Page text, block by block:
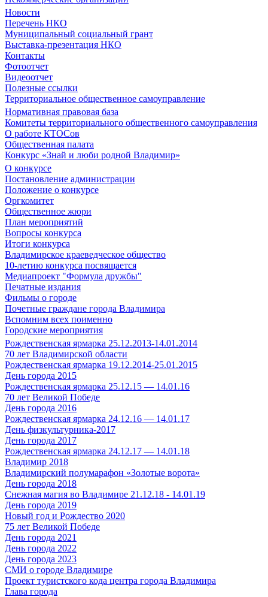
Новости
Перечень НКО
Муниципальный социальный грант
Выставка-презентация НКО
Контакты
Фотоотчет
Видеоотчет
Полезные ссылки
Территориальное общественное самоуправление
Нормативная правовая база
Комитеты территориального общественного самоуправления
О работе КТОСов
Общественная палата
Конкурс «Знай и люби родной Владимир»
О конкурсе
Постановление администрации
Положение о конкурсе
Оргкомитет
Общественное жюри
План мероприятий
Вопросы конкурса
Итоги конкурса
Владимирское краеведческое общество
10-летию конкурса посвящается
Медиапроект "Формула дружбы"
Печатные издания
Фильмы о городе
Почетные граждане города Владимира
Вспомним всех поименно
Городские мероприятия
Рождественская ярмарка 25.12.2013-14.01.2014
70 лет Владимирской области
Рождественская ярмарка 19.12.2014-25.01.2015
День города 2015
Рождественская ярмарка 25.12.15 — 14.01.16
70 лет Великой Победе
День города 2016
Рождественская ярмарка 24.12.16 — 14.01.17
День физкультурника-2017
День города 2017
Рождественская ярмарка 24.12.17 — 14.01.18
Владимир 2018
Владимирский полумарафон «Золотые ворота»
День города 2018
Снежная магия во Владимире 21.12.18 - 14.01.19
День города 2019
Новый год и Рождество 2020
75 лет Великой Победе
День города 2021
День города 2022
День города 2023
СМИ о городе Владимире
Проект туристского кода центра города Владимира
Глава города